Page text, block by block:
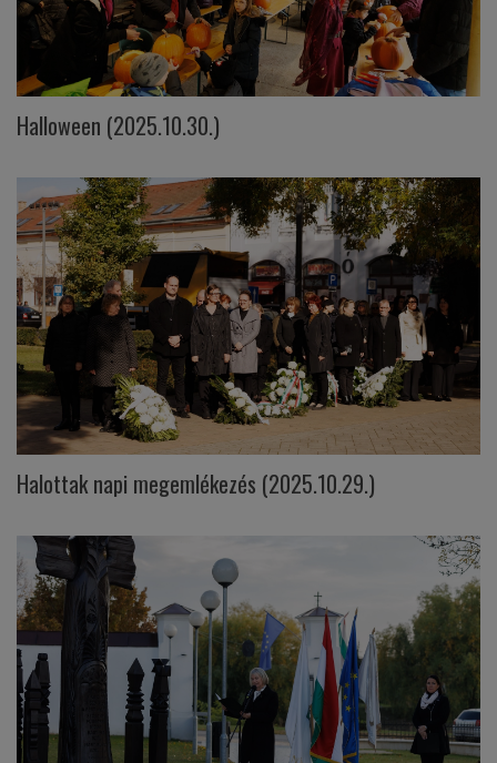
Halloween (2025.10.30.)
Halottak napi megemlékezés (2025.10.29.)